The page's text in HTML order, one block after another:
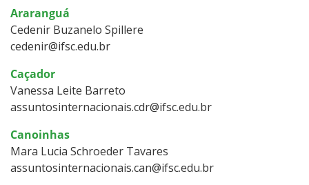
Araranguá
Cedenir Buzanelo Spillere
cedenir@ifsc.edu.br
Caçador
Vanessa Leite Barreto
assuntosinternacionais.cdr@ifsc.edu.br
Canoinhas
Mara Lucia Schroeder Tavares
assuntosinternacionais.can@ifsc.edu.br